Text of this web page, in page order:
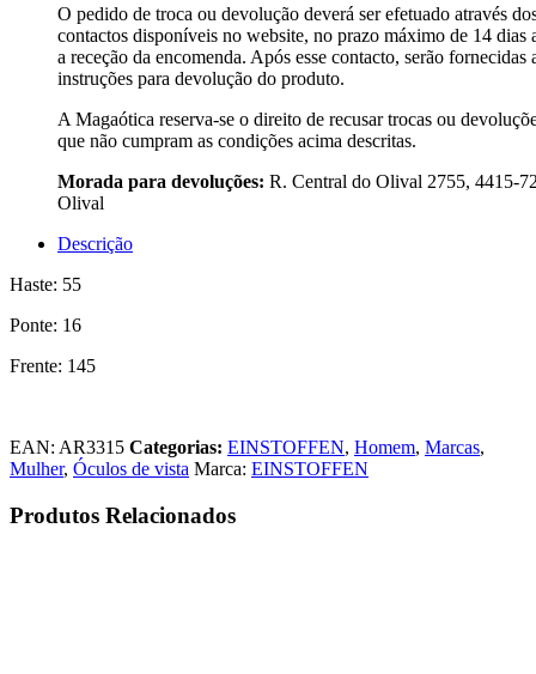
O pedido de troca ou devolução deverá ser efetuado através
contactos disponíveis no website, no prazo máximo de 14 dias
a receção da encomenda. Após esse contacto, serão fornecidas
instruções para devolução do produto.
A Magaótica reserva-se o direito de recusar trocas ou
que não cumpram as condições acima descritas.
Morada para devoluções: R. Central do Olival 2755, 4415-
Olival
Descrição
Haste: 55
Ponte: 16
Frente: 145
EAN: AR3315 Categorias: EINSTOFFEN, Homem, Marcas,
Mulher, Óculos de vista Marca: EINSTOFFEN
Produtos Relacionados